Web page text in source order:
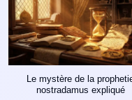
Le mystère de la
nostradamus expliqué